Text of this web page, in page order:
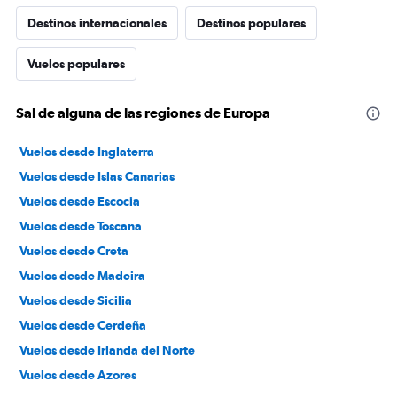
axis
displaying
values.
Range:
0
3000.
Destinos internacionales Destinos populares
Vuelos populares
Sal de alguna de las regiones de Europa
Vuelos desde Inglaterra
Vuelos desde Islas Canarias
Vuelos desde Escocia
Vuelos desde Toscana
Vuelos desde Creta
Vuelos desde Madeira
Vuelos desde Sicilia
Vuelos desde Cerdeña
Vuelos desde Irlanda del Norte
Vuelos desde Azores